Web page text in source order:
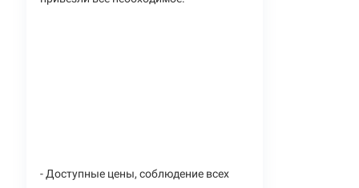
- Доступные цены, соблюдение всех